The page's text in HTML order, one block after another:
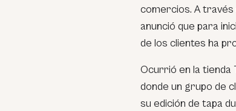
comercios. A través
anunció que para
de los clientes ha
Ocurrió en la tienda
donde un grupo de
su edición de tapa